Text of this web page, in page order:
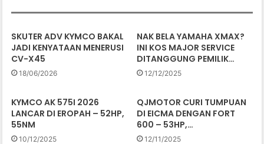
SKUTER ADV KYMCO BAKAL
JADI KENYATAAN MENERUSI
CV-X45
18/06/2026
NAK BELA YAMAHA XMAX?
INI KOS MAJOR SERVICE
DITANGGUNG PEMILIK…
12/12/2025
KYMCO AK 575I 2026
LANCAR DI EROPAH – 52HP,
55NM
10/12/2025
QJMOTOR CURI TUMPUAN
DI EICMA DENGAN FORT
600 – 53HP,…
12/11/2025